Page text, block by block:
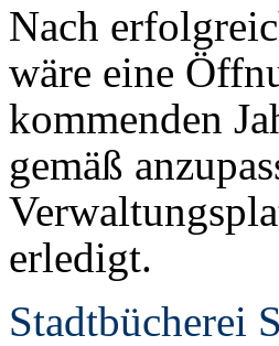
Nach
wäre eine
kommenden
gemäß
erledigt.
Stadtbücherei